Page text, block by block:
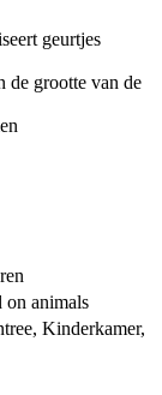
geurtjes
de grootte van de
on animals
Kinderkamer,